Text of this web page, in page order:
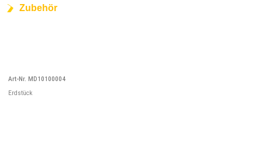
Zubehör
Art-Nr. MD10100004
Erdstück